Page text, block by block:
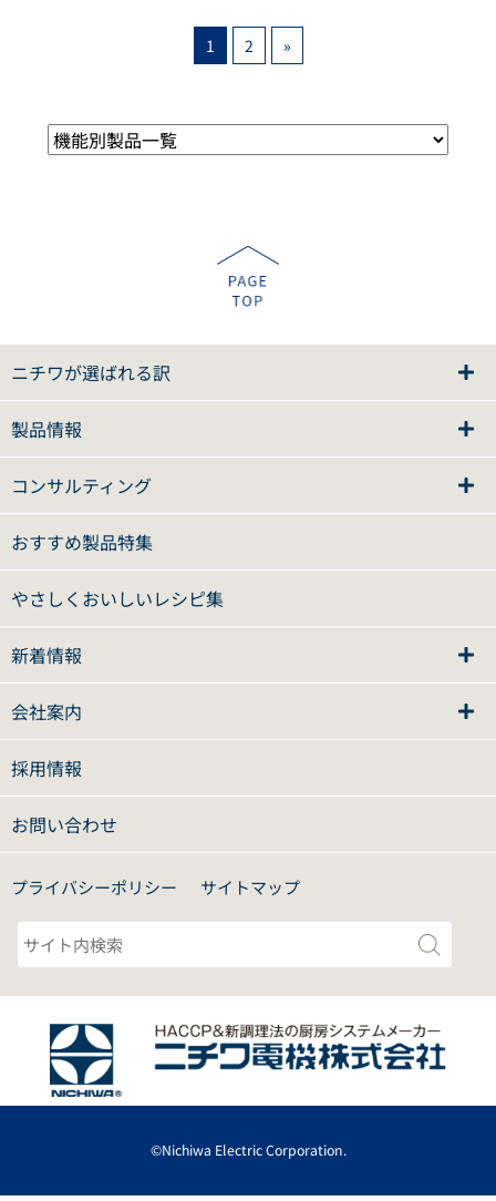
1 2 »
ニチワが選ばれる訳
製品情報
コンサルティング
おすすめ製品特集
やさしくおいしいレシピ集
新着情報
会社案内
採用情報
お問い合わせ
プライバシーポリシー サイトマップ
©Nichiwa Electric Corporation.